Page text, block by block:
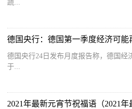
蔬...
德国央行：德国第一季度经济可能
德国央行24日发布月度报告称，德国经
于...
2021年最新元宵节祝福语（2021年